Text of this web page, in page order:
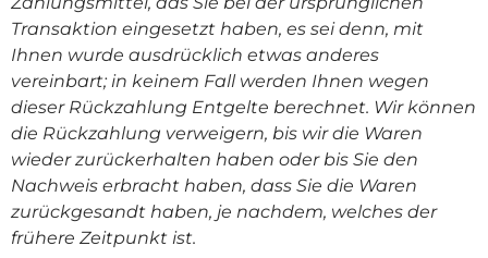
Transaktion eingesetzt haben, es sei denn, mit
Ihnen wurde ausdrücklich etwas anderes
vereinbart; in keinem Fall werden Ihnen wegen
dieser Rückzahlung Entgelte berechnet. Wir können
die Rückzahlung verweigern, bis wir die Waren
wieder zurückerhalten haben oder bis Sie den
Nachweis erbracht haben, dass Sie die Waren
zurückgesandt haben, je nachdem, welches der
frühere Zeitpunkt ist.